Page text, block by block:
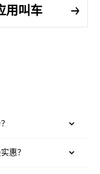
用叫车
惠？